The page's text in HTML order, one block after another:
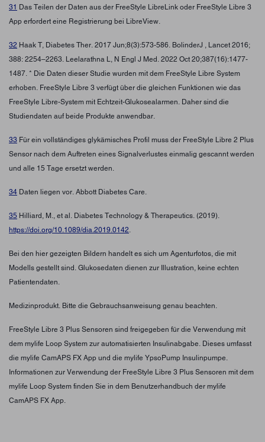
31 Das Teilen der Daten aus der FreeStyle LibreLink oder FreeStyle Libre 3
App erfordert eine Registrierung bei LibreView.
32 Haak T, Diabetes Ther. 2017 Jun;8(3):573-586. BolinderJ , Lancet 2016;
388: 2254–2263. Leelarathna L, N Engl J Med. 2022 Oct 20;387(16):1477-
1487. * Die Daten dieser Studie wurden mit dem FreeStyle Libre System
erhoben. FreeStyle Libre 3 verfügt über die gleichen Funktionen wie das
FreeStyle Libre-System mit Echtzeit-Glukosealarmen. Daher sind die
Studiendaten auf beide Produkte anwendbar.
33 Für ein vollständiges glykämisches Profil muss der FreeStyle Libre 2 Plus
Sensor nach dem Auftreten eines Signalverlustes einmalig gescannt werden
und alle 15 Tage ersetzt werden.
34 Daten liegen vor. Abbott Diabetes Care.
35 Hilliard, M., et al. Diabetes Technology & Therapeutics. (2019).
https://doi.org/10.1089/dia.2019.0142.
Bei den hier gezeigten Bildern handelt es sich um Agenturfotos, die mit
Modells gestellt sind. Glukosedaten dienen zur Illustration, keine echten
Patientendaten.
Medizinprodukt. Bitte die Gebrauchsanweisung genau beachten.
FreeStyle Libre 3 Plus Sensoren sind freigegeben für die Verwendung mit
dem mylife Loop System zur automatisierten Insulinabgabe. Dieses umfasst
die mylife CamAPS FX App und die mylife YpsoPump Insulinpumpe.
Informationen zur Verwendung der FreeStyle Libre 3 Plus Sensoren mit dem
mylife Loop System finden Sie in dem Benutzerhandbuch der mylife
CamAPS FX App.